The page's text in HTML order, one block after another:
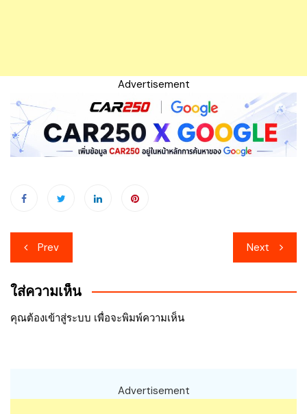
Advertisement
เมนู
นำทาง
เรื่อง
Prev Next
ใส่ความเห็น
คุณต้องเข้าสู่ระบบ เพื่อจะพิมพ์ความเห็น
Advertisement